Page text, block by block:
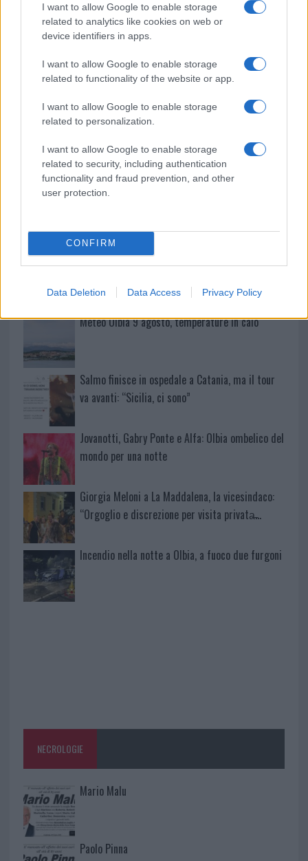
I want to allow Google to enable storage
related to analytics like cookies on web or
device identifiers in apps.
I want to allow Google to enable storage
related to functionality of the website or app.
I want to allow Google to enable storage
related to personalization.
I want to allow Google to enable storage
related to security, including authentication
functionality and fraud prevention, and other
user protection.
CONFIRM
Data Deletion Data Access Privacy Policy
Condividi l'articolo
F
a
ce
b
o
o
k
T
w
it
te
r
Pi
n
te
re
st
W
h
at
s
A
p
p
h
a
re
Prossimo articolo
NOTIZIE RECENTI
Sangue, musica e solidarietà con Avis Olbia al
Meteo Olbia 9 agosto, temperature in calo
Salmo finisce in ospedale a Catania, ma il tour
va avanti: “Sicilia, ci sono”
Jovanotti, Gabry Ponte e Alfa: Olbia ombelico del
mondo per una notte
Giorgia Meloni a La Maddalena, la vicesindaco:
“Orgoglio e discrezione per visita privata̶…
Incendio nella notte a Olbia, a fuoco due furgoni
NECROLOGIE
Mario Malu
Paolo Pinna